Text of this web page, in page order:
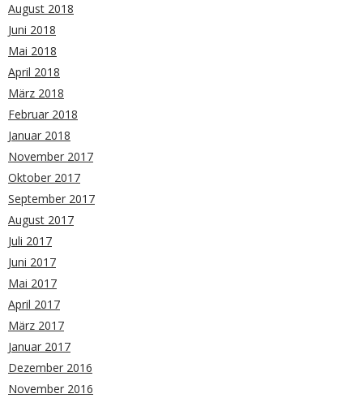
August 2018
Juni 2018
Mai 2018
April 2018
März 2018
Februar 2018
Januar 2018
November 2017
Oktober 2017
September 2017
August 2017
Juli 2017
Juni 2017
Mai 2017
April 2017
März 2017
Januar 2017
Dezember 2016
November 2016